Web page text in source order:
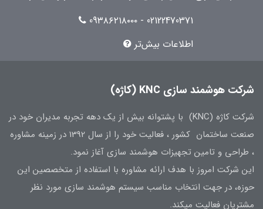
02122470371 - 09۳۸۶۲۱۸۰۰۰
اطلاعات بیش‌تر
شرکت هوشمند سازی KNC (کاژه)
شرکت کاژه (KNC) با پشتوانه بیش از یک دهه تجربه مدیران خود در
صنعت ساختمان کشور ، فعالیت خود را از سال 1392 در زمینه مشاوره
، طراحی و تامین تجهیزات هوشمند سازی آغاز نمود.
این شرکت امروز با هدف ارائه مشاوره با استفاده از متخصصین این
حوزه، در جهت انتخاب مناسب سیستم هوشمند سازی مورد نظر
مشتریان فعالیت میکند.